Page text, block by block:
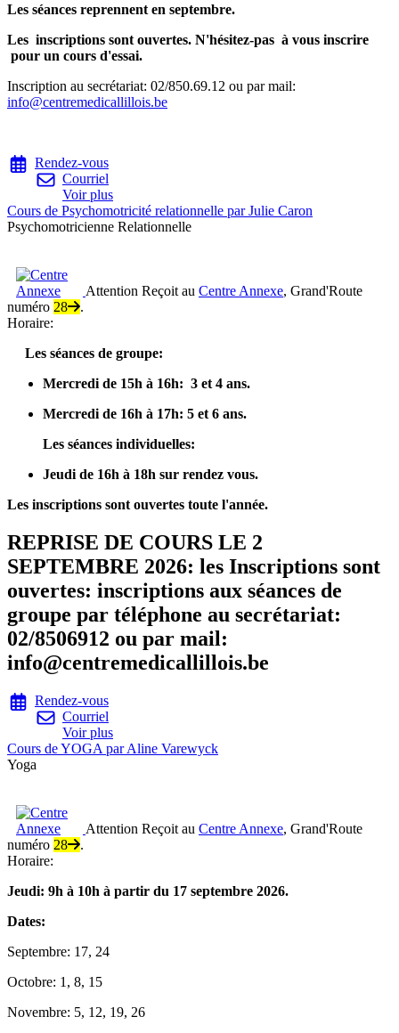
Les séances reprennent en septembre.
Les inscriptions sont ouvertes. N'hésitez-pas à vous inscrire
pour un cours d'essai.
Inscription au secrétariat: 02/850.69.12 ou par mail:
info@centremedicallillois.be
Rendez-vous
Courriel
Voir plus
Cours de Psychomotricité relationnelle par Julie Caron
Psychomotricienne Relationnelle
Attention Reçoit au Centre Annexe, Grand'Route
numéro 28
.
Horaire:
Les séances de groupe:
Mercredi de 15h à 16h: 3 et 4 ans.
Mercredi de 16h à 17h: 5 et 6 ans.
Les séances individuelles:
Jeudi de 16h à 18h sur rendez vous.
Les inscriptions sont ouvertes toute l'année.
REPRISE DE COURS LE 2
SEPTEMBRE 2026: les Inscriptions sont
ouvertes: inscriptions aux séances de
groupe par téléphone au secrétariat:
02/8506912 ou par mail:
info@centremedicallillois.be
Rendez-vous
Courriel
Voir plus
Cours de YOGA par Aline Varewyck
Yoga
Attention Reçoit au Centre Annexe, Grand'Route
numéro 28
.
Horaire:
Jeudi: 9h à 10h à partir du 17 septembre 2026.
Dates:
Septembre: 17, 24
Octobre: 1, 8, 15
Novembre: 5, 12, 19, 26